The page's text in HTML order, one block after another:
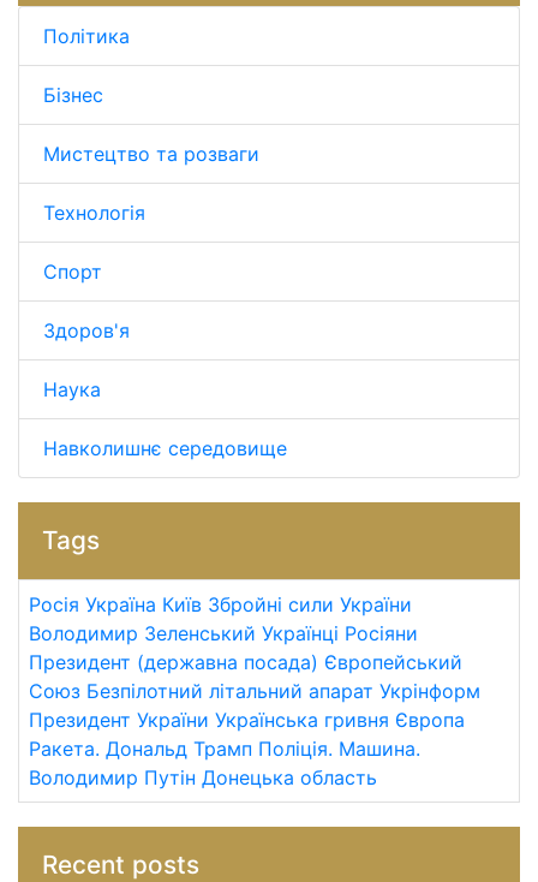
Політика
Бізнес
Мистецтво та розваги
Технологія
Спорт
Здоров'я
Наука
Навколишнє середовище
Tags
Росія Україна Київ Збройні сили України
Володимир Зеленський Українці Росіяни
Президент (державна посада) Європейський
Союз Безпілотний літальний апарат Укрінформ
Президент України Українська гривня Європа
Ракета. Дональд Трамп Поліція. Машина.
Володимир Путін Донецька область
Recent posts